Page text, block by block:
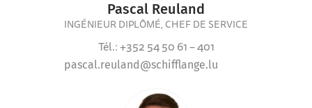
Pascal Reuland
INGÉNIEUR DIPLÔMÉ, CHEF DE SERVICE
Tél.: +352 54 50 61 – 401
pascal.reuland@schifflange.lu